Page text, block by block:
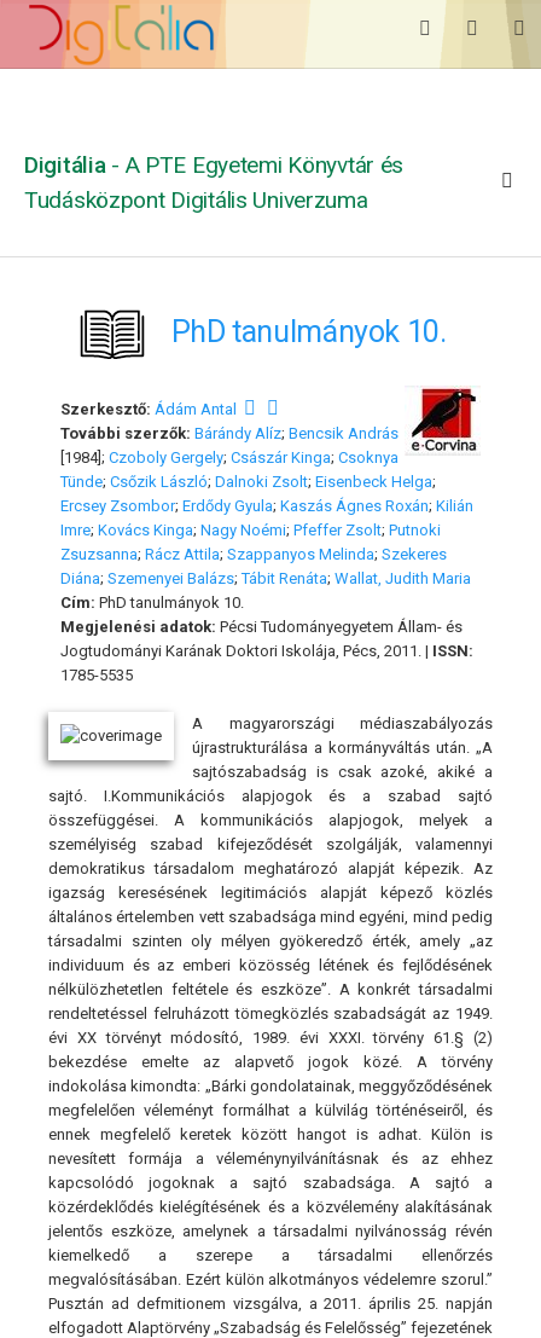
Digitália - A PTE Egyetemi Könyvtár és
Tudásközpont Digitális Univerzuma
PhD tanulmányok 10.
Szerkesztő: Ádám Antal
További szerzők: Bárándy Alíz; Bencsik András
[1984]; Czoboly Gergely; Császár Kinga; Csoknya
Tünde; Csőzik László; Dalnoki Zsolt; Eisenbeck Helga;
Ercsey Zsombor; Erdődy Gyula; Kaszás Ágnes Roxán; Kilián
Imre; Kovács Kinga; Nagy Noémi; Pfeffer Zsolt; Putnoki
Zsuzsanna; Rácz Attila; Szappanyos Melinda; Szekeres
Diána; Szemenyei Balázs;Tábit Renáta; Wallat, Judith Maria
Cím: PhD tanulmányok 10.
Megjelenési adatok: Pécsi Tudományegyetem Állam- és
Jogtudományi Karának Doktori Iskolája, Pécs, 2011. | ISSN:
1785-5535
A magyarországi médiaszabályozás
újrastrukturálása a kormányváltás után. „A
sajtószabadság is csak azoké, akiké a
sajtó. I.Kommunikációs alapjogok és a szabad sajtó
összefüggései. A kommunikációs alapjogok, melyek a
személyiség szabad kifejeződését szolgálják, valamennyi
demokratikus társadalom meghatározó alapját képezik. Az
igazság keresésének legitimációs alapját képező közlés
általános értelemben vett szabadsága mind egyéni, mind pedig
társadalmi szinten oly mélyen gyökeredző érték, amely „az
individuum és az emberi közösség létének és fejlődésének
nélkülözhetetlen feltétele és eszköze”. A konkrét társadalmi
rendeltetéssel felruházott tömegközlés szabadságát az 1949.
évi XX törvényt módosító, 1989. évi XXXI. törvény 61.§ (2)
bekezdése emelte az alapvető jogok közé. A törvény
indokolása kimondta: „Bárki gondolatainak, meggyőződésének
megfelelően véleményt formálhat a külvilág történéseiről, és
ennek megfelelő keretek között hangot is adhat. Külön is
nevesített formája a véleménynyilvánításnak és az ehhez
kapcsolódó jogoknak a sajtó szabadsága. A sajtó a
közérdeklődés kielégítésének és a közvélemény alakításának
jelentős eszköze, amelynek a társadalmi nyilvánosság révén
kiemelkedő a szerepe a társadalmi ellenőrzés
megvalósításában. Ezért külön alkotmányos védelemre szorul.”
Pusztán ad defmitionem vizsgálva, a 2011. április 25. napján
elfogadott Alaptörvény „Szabadság és Felelősség” fejezetének